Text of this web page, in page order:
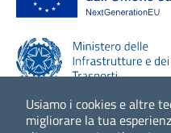
Usiamo i cookies e altre
migliorare la tua